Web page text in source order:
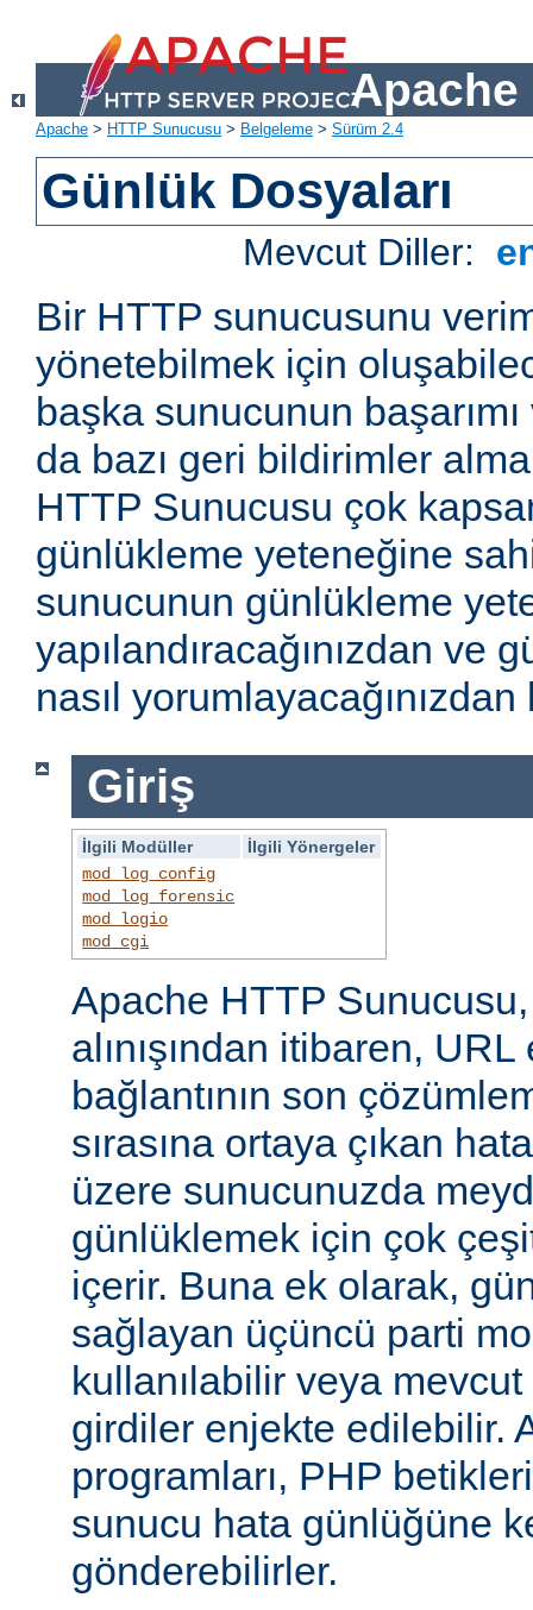
Apache
Apache > HTTP Sunucusu > Belgeleme > Sürüm 2.4
Günlük Dosyaları
Mevcut Diller:
Bir HTTP sunucusunu
yönetebilmek için
başka sunucunun
da bazı geri bildirimler
HTTP Sunucusu çok
günlükleme yeteneğine
sunucunun günlükleme
yapılandıracağınızdan ve
nasıl
Giriş
İlgili Modüller
İlgili Yönergeler
mod_log_config
mod_log_forensic
mod_logio
mod_cgi
Apache HTTP
alınışından itibaren,
bağlantının son
sırasına ortaya çıkan
üzere sunucunuzda
günlüklemek için çok
içerir. Buna ek olarak,
sağlayan üçüncü parti
kullanılabilir veya
girdiler enjekte edilebilir.
programları, PHP
sunucu hata günlüğüne
gönderebilirler.